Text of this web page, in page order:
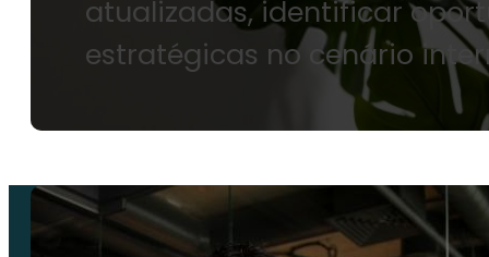
atualizadas, identificar
estratégicas no cenário